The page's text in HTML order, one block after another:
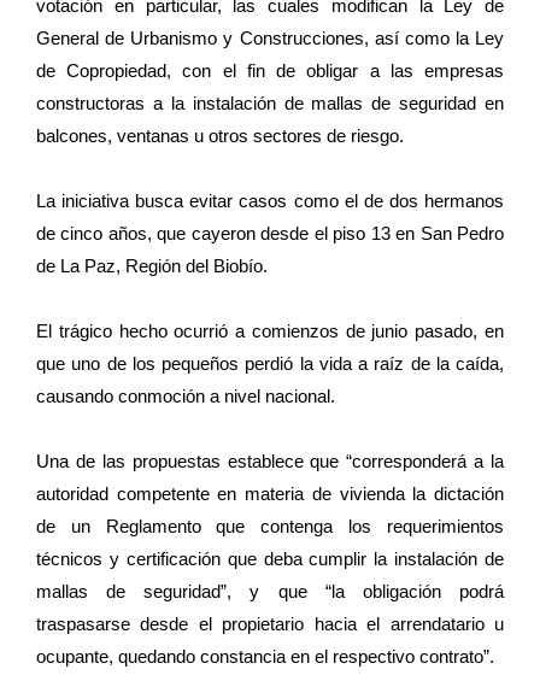
votación en particular, las cuales modifican la Ley de
General de Urbanismo y Construcciones, así como la Ley
de Copropiedad, con el fin de obligar a las empresas
constructoras a la instalación de mallas de seguridad en
balcones, ventanas u otros sectores de riesgo.
La iniciativa busca evitar casos como el de dos hermanos
de cinco años, que cayeron desde el piso 13 en San Pedro
de La Paz, Región del Biobío.
El trágico hecho ocurrió a comienzos de junio pasado, en
que uno de los pequeños perdió la vida a raíz de la caída,
causando conmoción a nivel nacional.
Una de las propuestas establece que “corresponderá a la
autoridad competente en materia de vivienda la dictación
de un Reglamento que contenga los requerimientos
técnicos y certificación que deba cumplir la instalación de
mallas de seguridad”, y que “la obligación podrá
traspasarse desde el propietario hacia el arrendatario u
ocupante, quedando constancia en el respectivo contrato”.